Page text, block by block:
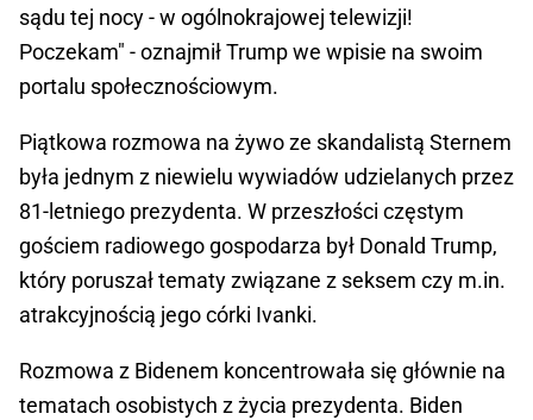
sądu tej nocy - w ogólnokrajowej telewizji!
Poczekam" - oznajmił Trump we wpisie na swoim
portalu społecznościowym.
Piątkowa rozmowa na żywo ze skandalistą Sternem
była jednym z niewielu wywiadów udzielanych przez
81-letniego prezydenta. W przeszłości częstym
gościem radiowego gospodarza był Donald Trump,
który poruszał tematy związane z seksem czy m.in.
atrakcyjnością jego córki Ivanki.
Rozmowa z Bidenem koncentrowała się głównie na
tematach osobistych z życia prezydenta. Biden